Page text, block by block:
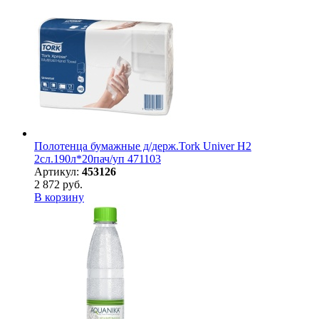
Полотенца бумажные д/держ.Tork Univer H2
2сл.190л*20пач/уп 471103
Артикул: 453126
2 872 руб.
В корзину